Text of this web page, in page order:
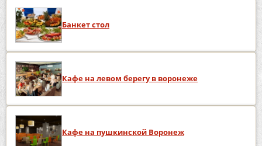
Банкет стол
Кафе на левом берегу в воронеже
Кафе на пушкинской Воронеж